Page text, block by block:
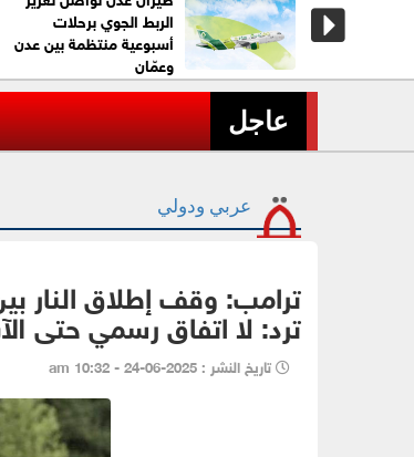
الربط الجوي برحلات
أسبوعية منتظمة بين عدن
وعمّان
عاجل عاجل| قلنديا تحت
عربي ودولي
ترامب: وقف إطلاق النار
ترد: لا اتفاق رسمي حتى
تاريخ النشر : 2025-06-24 - 10:32 am